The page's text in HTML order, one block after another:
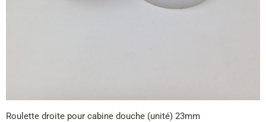
Roulette droite pour cabine douche (unité) 23mm